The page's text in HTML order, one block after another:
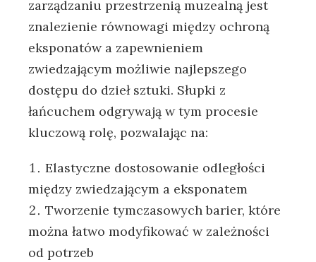
zarządzaniu przestrzenią muzealną jest
znalezienie równowagi między ochroną
eksponatów a zapewnieniem
zwiedzającym możliwie najlepszego
dostępu do dzieł sztuki. Słupki z
łańcuchem odgrywają w tym procesie
kluczową rolę, pozwalając na:
Elastyczne dostosowanie odległości
między zwiedzającym a eksponatem
Tworzenie tymczasowych barier, które
można łatwo modyfikować w zależności
od potrzeb